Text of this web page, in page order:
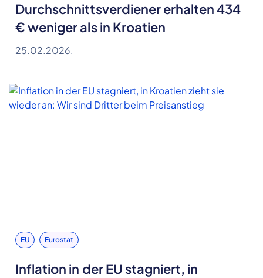
Durchschnittsverdiener erhalten 434
€ weniger als in Kroatien
25.02.2026.
EU Eurostat
Inflation in der EU stagniert, in